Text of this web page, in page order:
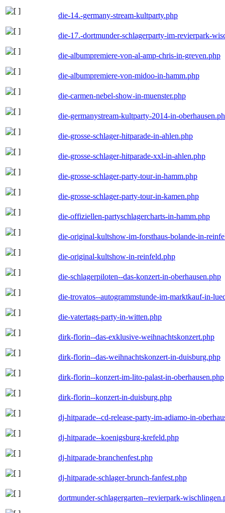
die-14.-germany-stream-kultparty.php
die-17.-dortmunder-schlagerparty-im-revierpark-
die-albumpremiere-von-al-amp-chris-in-greven.php
die-albumpremiere-von-midoo-in-hamm.php
die-carmen-nebel-show-in-muenster.php
die-germanystream-kultparty-2014-in-
die-grosse-schlager-hitparade-in-ahlen.php
die-grosse-schlager-hitparade-xxl-in-ahlen.php
die-grosse-schlager-party-tour-in-hamm.php
die-grosse-schlager-party-tour-in-kamen.php
die-offiziellen-partyschlagercharts-in-hamm.php
die-original-kultshow-im-forsthaus-bolande-in-
die-original-kultshow-in-reinfeld.php
die-schlagerpiloten--das-konzert-in-oberhausen.php
die-trovatos--autogrammstunde-im-marktkauf-in-
die-vatertags-party-in-witten.php
dirk-florin--das-exklusive-weihnachtskonzert.php
dirk-florin--das-weihnachtskonzert-in-duisburg.php
dirk-florin--konzert-im-lito-palast-in-oberhausen.php
dirk-florin--konzert-in-duisburg.php
dj-hitparade--cd-release-party-im-adiamo-in-
dj-hitparade--koenigsburg-krefeld.php
dj-hitparade-branchenfest.php
dj-hitparade-schlager-brunch-fanfest.php
dortmunder-schlagergarten--revierpark-